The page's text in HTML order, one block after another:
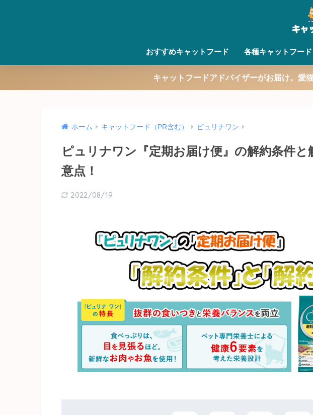
おすすめキャットフード 各種キャットフード
キャットフードアドバイザーがお届け。愛
ホーム キャットフード（PR含む） ピュリナワン
ピュリナワン『定期お届け便』の解約条件と
意点！
2022/08/19